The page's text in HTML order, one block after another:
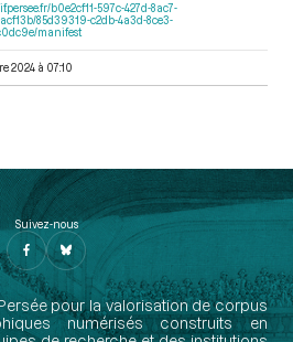
b0e2cf11-597c-427d-8ac7-
85d39319-c2db-4a3d-8ce3-
manifest
2024 à 07:10
Suivez-nous
pour la valorisation de corpus
numérisés construits en